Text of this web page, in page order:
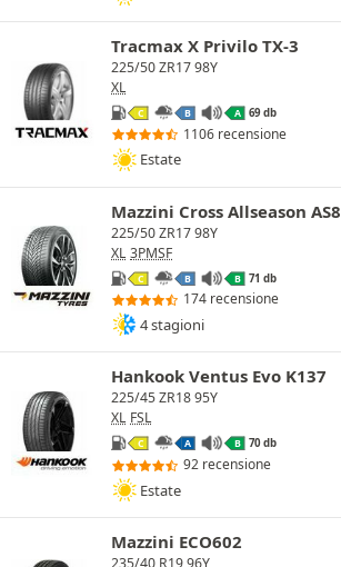
Tracmax X Privilo TX-3
225/50 ZR17 98Y
XL
C B A 69 db
1106 recensione
Estate
Mazzini Cross Allseason AS8
225/50 ZR17 98Y
XL 3PMSF
C B B 71 db
174 recensione
4 stagioni
Hankook Ventus Evo K137
225/45 ZR18 95Y
XL FSL
C A B 70 db
92 recensione
Estate
Mazzini ECO602